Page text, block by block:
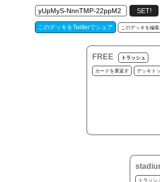
このデッキをTwitterでシェア このデッキを編
FREE トラッシュ
カードを裏返す デッキト
トラッシ